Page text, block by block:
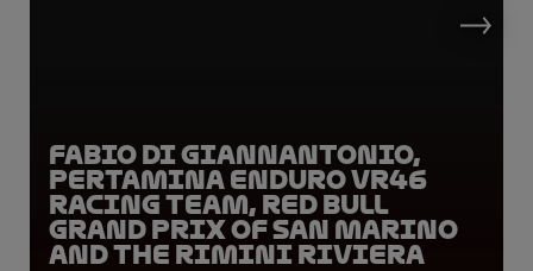
Fabio Di Giannantonio,
Pertamina Enduro VR46
Racing Team, Red Bull
Grand Prix of San Marino
and the Rimini Riviera